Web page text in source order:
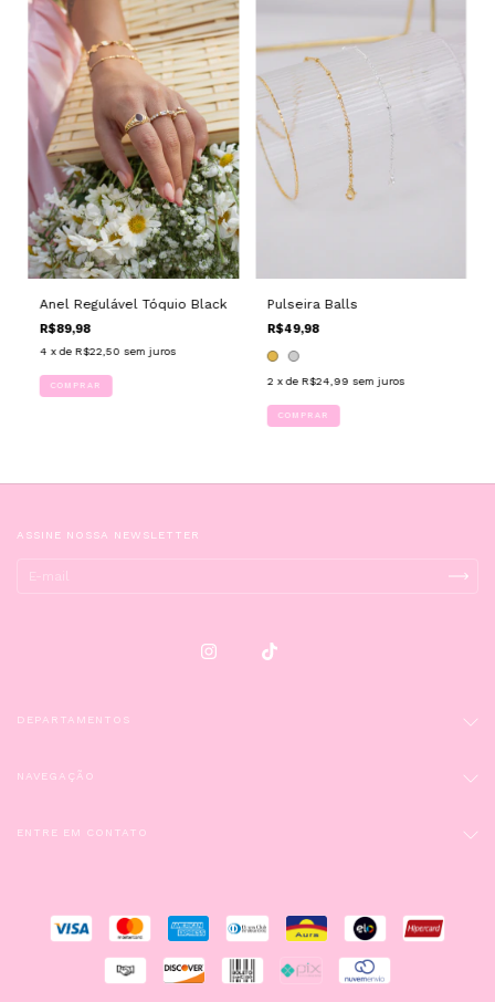
Anel Regulável Tóquio Black
R$89,98
4 x de R$22,50 sem juros
Pulseira Balls
R$49,98
2 x de R$24,99 sem juros
COMPRAR
ASSINE NOSSA NEWSLETTER
DEPARTAMENTOS
NAVEGAÇÃO
ENTRE EM CONTATO